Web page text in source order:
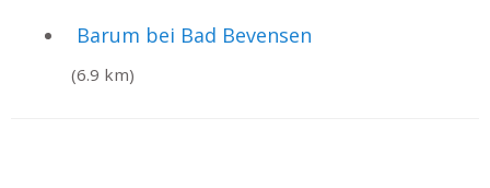
Barum bei Bad Bevensen
(6.9 km)